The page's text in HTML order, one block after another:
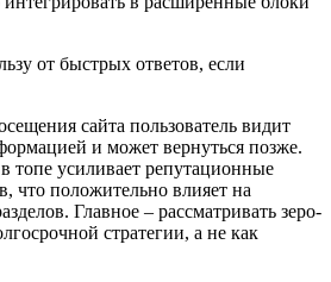
от быстрых ответов, если
сайта пользователь видит
и может вернуться позже.
топе усиливает репутационные
что положительно влияет на
Главное – рассматривать зеро-
стратегии, а не как